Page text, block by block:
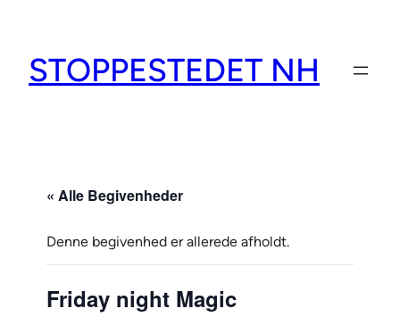
STOPPESTEDET NH
« Alle Begivenheder
Denne begivenhed er allerede afholdt.
Friday night Magic